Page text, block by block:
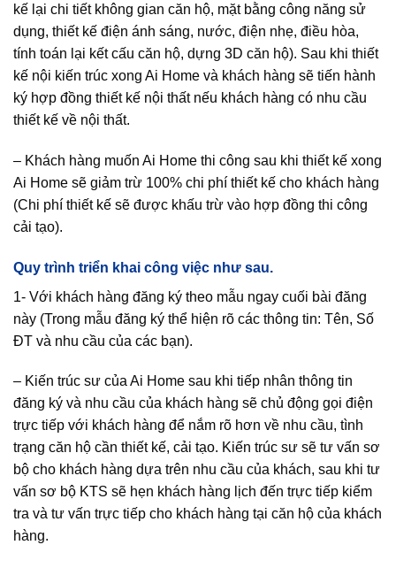
kế lại chi tiết không gian căn hộ, mặt bằng công năng sử
dụng, thiết kế điện ánh sáng, nước, điện nhẹ, điều hòa,
tính toán lại kết cấu căn hộ, dựng 3D căn hộ). Sau khi thiết
kế nội kiến trúc xong Ai Home và khách hàng sẽ tiến hành
ký hợp đồng thiết kế nội thất nếu khách hàng có nhu cầu
thiết kế về nội thất.
– Khách hàng muốn Ai Home thi công sau khi thiết kế xong
Ai Home sẽ giảm trừ 100% chi phí thiết kế cho khách hàng
(Chi phí thiết kế sẽ được khấu trừ vào hợp đồng thi công
cải tạo).
Quy trình triển khai công việc như sau.
1- Với khách hàng đăng ký theo mẫu ngay cuối bài đăng
này (Trong mẫu đăng ký thể hiện rõ các thông tin: Tên, Số
ĐT và nhu cầu của các bạn).
– Kiến trúc sư của Ai Home sau khi tiếp nhân thông tin
đăng ký và nhu cầu của khách hàng sẽ chủ động gọi điện
trực tiếp với khách hàng để nắm rõ hơn về nhu cầu, tình
trạng căn hộ cần thiết kế, cải tạo. Kiến trúc sư sẽ tư vấn sơ
bộ cho khách hàng dựa trên nhu cầu của khách, sau khi tư
vấn sơ bộ KTS sẽ hẹn khách hàng lịch đến trực tiếp kiểm
tra và tư vấn trực tiếp cho khách hàng tại căn hộ của khách
hàng.